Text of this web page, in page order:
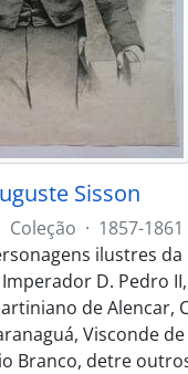
Sisson
Coleção · 1857-1861
ilustres
D. Pedro
de Alencar,
Visconde de
Branco, detre